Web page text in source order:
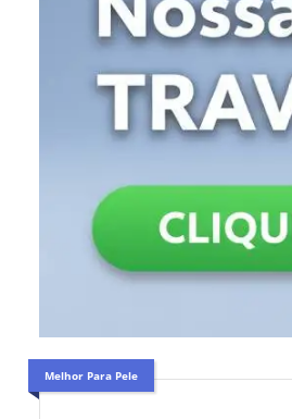
Melhor Para Pele